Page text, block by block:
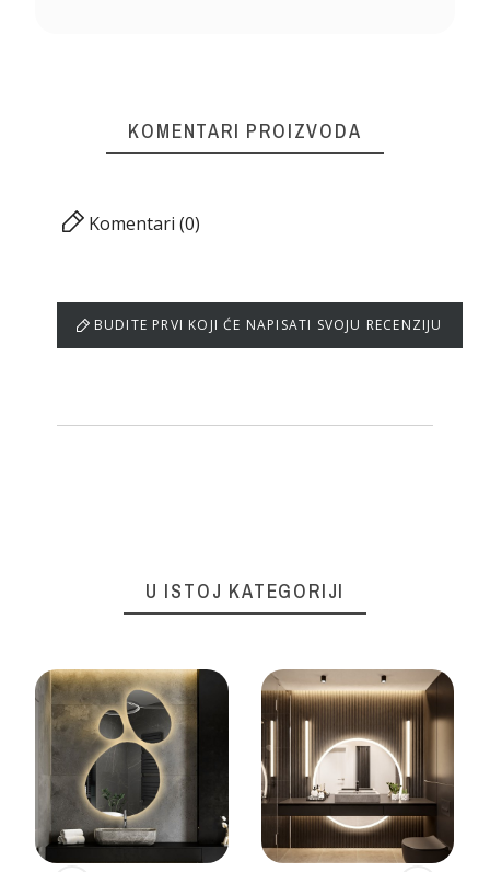
KOMENTARI PROIZVODA
Komentari (0)
BUDITE PRVI KOJI ĆE NAPISATI SVOJU RECENZIJU
U ISTOJ KATEGORIJI